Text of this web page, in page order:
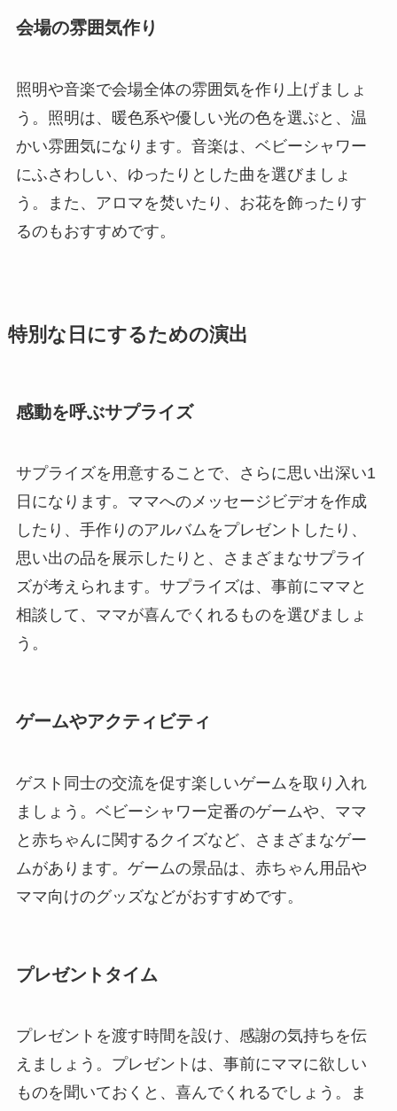
会場の雰囲気作り
照明や音楽で会場全体の雰囲気を作り上げましょ
う。照明は、暖色系や優しい光の色を選ぶと、温
かい雰囲気になります。音楽は、ベビーシャワー
にふさわしい、ゆったりとした曲を選びましょ
う。また、アロマを焚いたり、お花を飾ったりす
るのもおすすめです。
特別な日にするための演出
感動を呼ぶサプライズ
サプライズを用意することで、さらに思い出深い1
日になります。ママへのメッセージビデオを作成
したり、手作りのアルバムをプレゼントしたり、
思い出の品を展示したりと、さまざまなサプライ
ズが考えられます。サプライズは、事前にママと
相談して、ママが喜んでくれるものを選びましょ
う。
ゲームやアクティビティ
ゲスト同士の交流を促す楽しいゲームを取り入れ
ましょう。ベビーシャワー定番のゲームや、ママ
と赤ちゃんに関するクイズなど、さまざまなゲー
ムがあります。ゲームの景品は、赤ちゃん用品や
ママ向けのグッズなどがおすすめです。
プレゼントタイム
プレゼントを渡す時間を設け、感謝の気持ちを伝
えましょう。プレゼントは、事前にママに欲しい
ものを聞いておくと、喜んでくれるでしょう。ま